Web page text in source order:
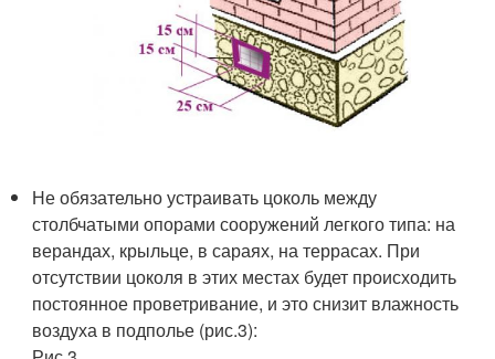
Не обязательно устраивать цоколь между
столбчатыми опорами сооружений легкого типа: на
верандах, крыльце, в сараях, на террасах. При
отсутствии цоколя в этих местах будет происходить
постоянное проветривание, и это снизит влажность
воздуха в подполье (рис.3):